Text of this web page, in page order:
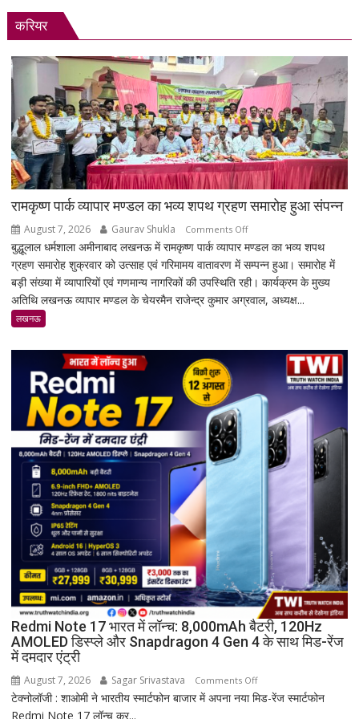
करियर
रामकृष्ण पार्क व्यापार मण्डल का भव्य शपथ ग्रहण समारोह हुआ संपन्न
August 7, 2026 Gaurav Shukla Comments Offon
रामकृष्ण
पार्क
व्यापार
मण्डल
शपथ
बुद्धूलाल धर्मशाला अमीनाबाद लखनऊ में रामकृष्ण पार्क व्यापार मण्डल का भव्य शपथ
ग्रहण समारोह शुक्रवार को उत्साह एवं गरिमामय वातावरण में सम्पन्न हुआ। समारोह में
बड़ी संख्या में व्यापारियों एवं गणमान्य नागरिकों की उपस्थिति रही। कार्यक्रम के मुख्य
अतिथि लखनऊ व्यापार मण्डल के चेयरमैन राजेन्द्र कुमार अग्रवाल, अध्यक्ष...
लखनऊ
Redmi Note 17 भारत में लॉन्च: 8,000mAh बैटरी, 120Hz
AMOLED डिस्प्ले और Snapdragon 4 Gen 4 के साथ मिड-रेंज
में दमदार एंट्री
August 7, 2026 Sagar Srivastava Comments Offon
Redmi
टेक्नोलॉजी : शाओमी ने भारतीय स्मार्टफोन बाजार में अपना नया मिड-रेंज स्मार्टफोन
Redmi Note 17 लॉन्च कर...